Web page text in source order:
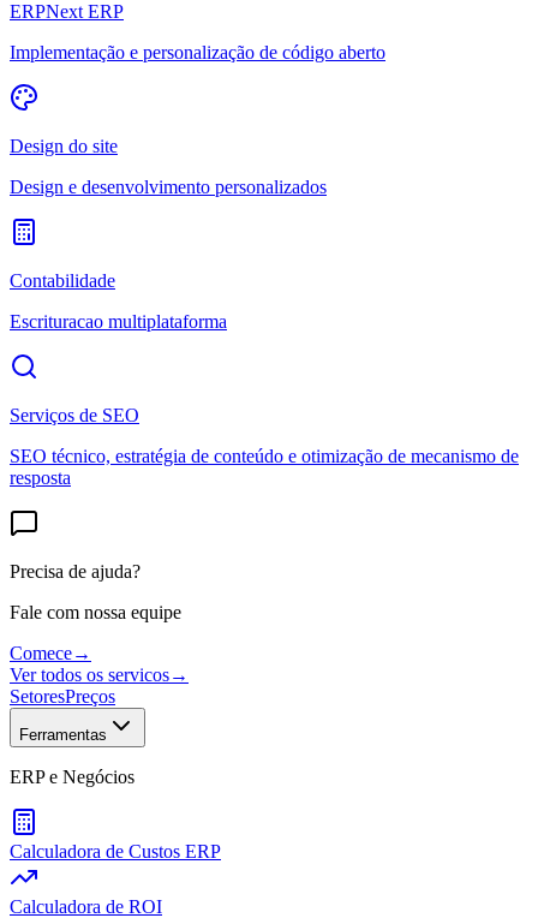
ERPNext ERP
Implementação e personalização de código aberto
Design do site
Design e desenvolvimento personalizados
Contabilidade
Escrituracao multiplataforma
Serviços de SEO
SEO técnico, estratégia de conteúdo e otimização de mecanismo de
resposta
Precisa de ajuda?
Fale com nossa equipe
Comece→
Ver todos os servicos→
SetoresPreços
Ferramentas
ERP e Negócios
Calculadora de Custos ERP
Calculadora de ROI